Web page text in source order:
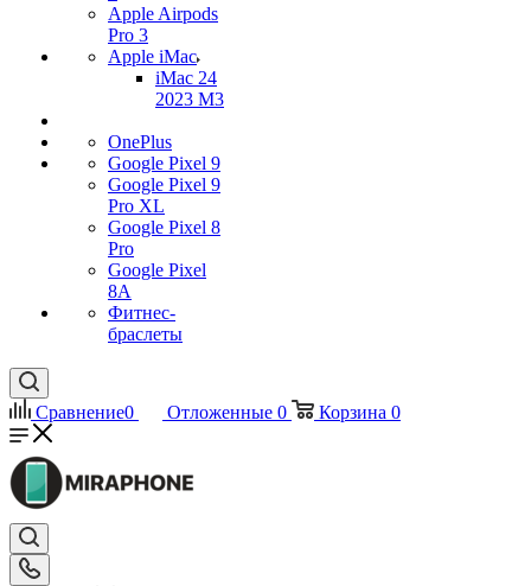
Apple Airpods
Pro 3
Apple iMac
iMac 24
2023 M3
OnePlus
Google Pixel 9
Google Pixel 9
Pro XL
Google Pixel 8
Pro
Google Pixel
8A
Фитнес-
браслеты
Сравнение0 Отложенные 0 Корзина 0